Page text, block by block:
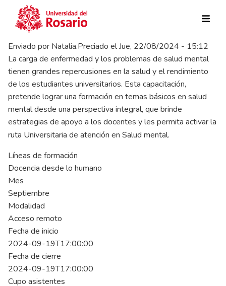
Pasar al contenido principal
Enviado por Natalia.Preciado elJue, 22/08/2024 - 15:12
La carga de enfermedad y los problemas de salud mental
tienen grandes repercusiones en la salud y el rendimiento
de los estudiantes universitarios. Esta capacitación,
pretende lograr una formación en temas básicos en salud
mental desde una perspectiva integral, que brinde
estrategias de apoyo a los docentes y les permita activar la
ruta Universitaria de atención en Salud mental.
Líneas de formación
Docencia desde lo humano
Mes
Septiembre
Modalidad
Acceso remoto
Fecha de inicio
2024-09-19T17:00:00
Fecha de cierre
2024-09-19T17:00:00
Cupo asistentes